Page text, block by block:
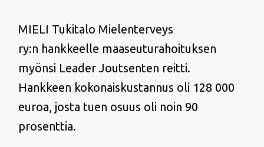
MIELI Tukitalo Mielenterveys
ry:n hankkeelle maaseuturahoituksen
myönsi Leader Joutsenten reitti.
Hankkeen kokonaiskustannus oli 128 000
euroa, josta tuen osuus oli noin 90
prosenttia.